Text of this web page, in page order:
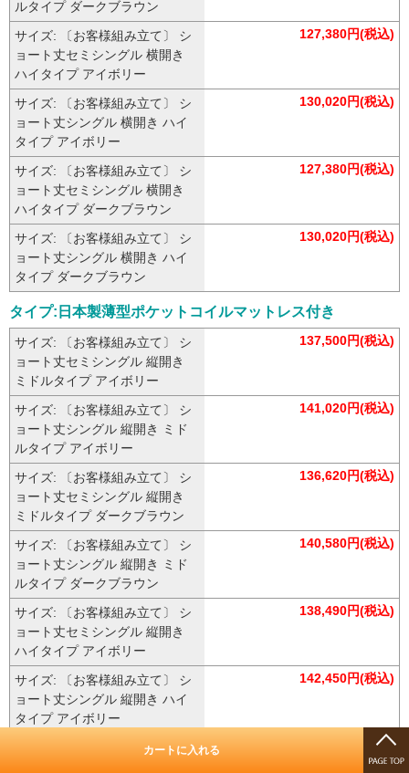
ルタイプ ダークブラウン
サイズ: 〔お客様組み立て〕 シ
ョート丈セミシングル 横開き
ハイタイプ アイボリー
127,380円(税込)
サイズ: 〔お客様組み立て〕 シ
ョート丈シングル 横開き ハイ
タイプ アイボリー
130,020円(税込)
サイズ: 〔お客様組み立て〕 シ
ョート丈セミシングル 横開き
ハイタイプ ダークブラウン
127,380円(税込)
サイズ: 〔お客様組み立て〕 シ
ョート丈シングル 横開き ハイ
タイプ ダークブラウン
130,020円(税込)
タイプ:日本製薄型ポケットコイルマットレス付き
サイズ: 〔お客様組み立て〕 シ
ョート丈セミシングル 縦開き
ミドルタイプ アイボリー
137,500円(税込)
サイズ: 〔お客様組み立て〕 シ
ョート丈シングル 縦開き ミド
ルタイプ アイボリー
141,020円(税込)
サイズ: 〔お客様組み立て〕 シ
ョート丈セミシングル 縦開き
ミドルタイプ ダークブラウン
136,620円(税込)
サイズ: 〔お客様組み立て〕 シ
ョート丈シングル 縦開き ミド
ルタイプ ダークブラウン
140,580円(税込)
サイズ: 〔お客様組み立て〕 シ
ョート丈セミシングル 縦開き
ハイタイプ アイボリー
138,490円(税込)
サイズ: 〔お客様組み立て〕 シ
ョート丈シングル 縦開き ハイ
タイプ アイボリー
142,450円(税込)
サイズ: 〔お客様組み立て〕 シ
139,480円(税込)
カートに入れる